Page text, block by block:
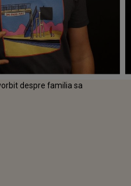
despre familia sa